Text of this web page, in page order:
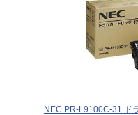
NEC PR-L9100C-31 ド